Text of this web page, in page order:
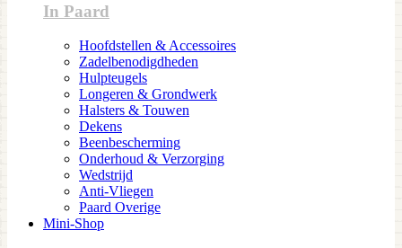
In Paard
Hoofdstellen & Accessoires
Zadelbenodigdheden
Hulpteugels
Longeren & Grondwerk
Halsters & Touwen
Dekens
Beenbescherming
Onderhoud & Verzorging
Wedstrijd
Anti-Vliegen
Paard Overige
Mini-Shop